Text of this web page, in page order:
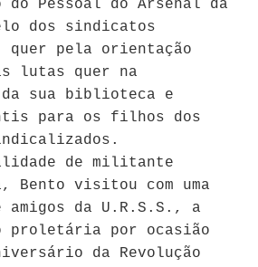
do Pessoal do Arsenal da
dos sindicatos
quer pela orientação
lutas quer na
da sua biblioteca e
para os filhos dos
de militante
visitou com uma
amigos da U.R.S.S., a
proletária por ocasião
da Revolução